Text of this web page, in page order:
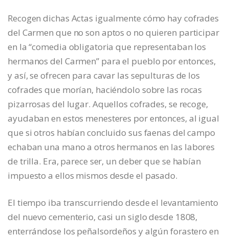
Recogen dichas Actas igualmente cómo hay cofrades
del Carmen que no son aptos o no quieren participar
en la “comedia obligatoria que representaban los
hermanos del Carmen” para el pueblo por entonces,
y así, se ofrecen para cavar las sepulturas de los
cofrades que morían, haciéndolo sobre las rocas
pizarrosas del lugar. Aquellos cofrades, se recoge,
ayudaban en estos menesteres por entonces, al igual
que si otros habían concluido sus faenas del campo
echaban una mano a otros hermanos en las labores
de trilla. Era, parece ser, un deber que se habían
impuesto a ellos mismos desde el pasado.
El tiempo iba transcurriendo desde el levantamiento
del nuevo cementerio, casi un siglo desde 1808,
enterrándose los peñalsordeños y algún forastero en